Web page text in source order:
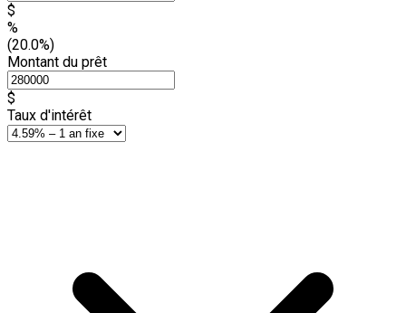
$
%
(20.0%)
Montant du prêt
$
Taux d'intérêt